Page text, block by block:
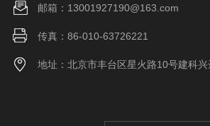
邮箱：13001927190@163.com
传真：86-010-63726221
地址：北京市丰台区星火路10号建科兴